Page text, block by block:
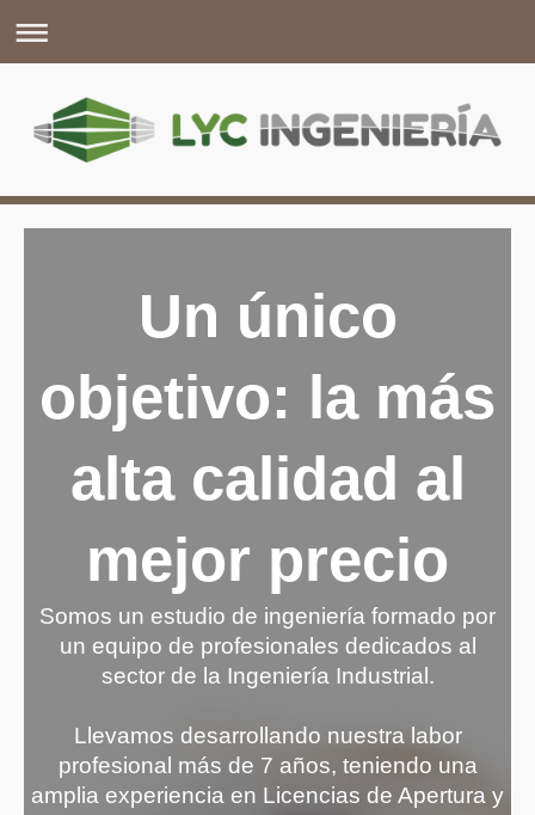
Un único
objetivo: la más
alta calidad al
mejor precio
Somos un estudio de ingeniería formado por
un equipo de profesionales dedicados al
sector de la Ingeniería Industrial.
Llevamos desarrollando nuestra labor
profesional más de 7 años, teniendo una
amplia experiencia en Licencias de Apertura y